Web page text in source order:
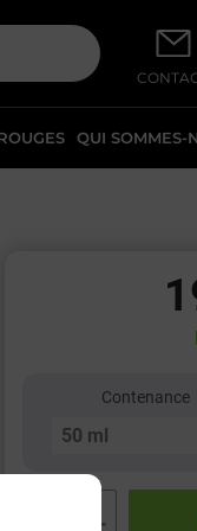
QUI SOMMES-
Contenance
+